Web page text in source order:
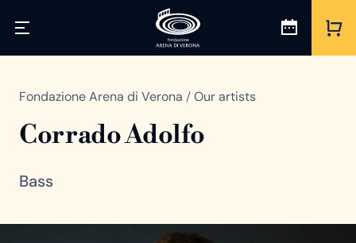
Fondazione Arena di Verona /Our artists
Corrado Adolfo
Bass